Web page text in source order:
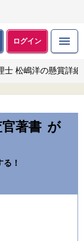
ログイン
士 松嶋洋の懸賞詳細
著書 が
！